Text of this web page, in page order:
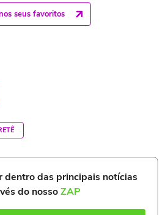
seus favoritos
dentro das principais notícias
do nossoZAP